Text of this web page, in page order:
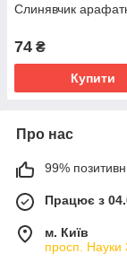
Слинявчик
74 ₴
Купити
Про нас
99%
Працює з
м. Київ
просп. Науки